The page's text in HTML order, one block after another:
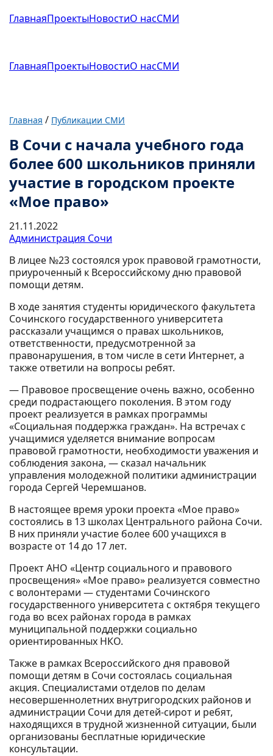
ГлавнаяПроектыНовостиО насСМИ
ГлавнаяПроектыНовостиО насСМИ
Главная / Публикации СМИ
В Сочи с начала учебного года
более 600 школьников приняли
участие в городском проекте
«Мое право»
21.11.2022
Администрация Сочи
В лицее №23 состоялся урок правовой грамотности,
приуроченный к Всероссийскому дню правовой
помощи детям.
В ходе занятия студенты юридического факультета
Сочинского государственного университета
рассказали учащимся о правах школьников,
ответственности, предусмотренной за
правонарушения, в том числе в сети Интернет, а
также ответили на вопросы ребят.
— Правовое просвещение очень важно, особенно
среди подрастающего поколения. В этом году
проект реализуется в рамках программы
«Социальная поддержка граждан». На встречах с
учащимися уделяется внимание вопросам
правовой грамотности, необходимости уважения и
соблюдения закона, — сказал начальник
управления молодежной политики администрации
города Сергей Черемшанов.
В настоящее время уроки проекта «Мое право»
состоялись в 13 школах Центрального района Сочи.
В них приняли участие более 600 учащихся в
возрасте от 14 до 17 лет.
Проект АНО «Центр социального и правового
просвещения» «Мое право» реализуется совместно
с волонтерами — студентами Сочинского
государственного университета с октября текущего
года во всех районах города в рамках
муниципальной поддержки социально
ориентированных НКО.
Также в рамках Всероссийского дня правовой
помощи детям в Сочи состоялась социальная
акция. Специалистами отделов по делам
несовершеннолетних внутригородских районов и
администрации Сочи для детей-сирот и ребят,
находящихся в трудной жизненной ситуации, были
организованы бесплатные юридические
консультации.